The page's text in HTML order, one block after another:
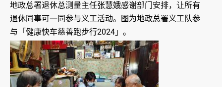
地政总署退休总测量主任张慧娥感谢部门安排，让所有
退休同事可一同参与义工活动。图为地政总署义工队参
与「健康快车慈善跑步行2024」。